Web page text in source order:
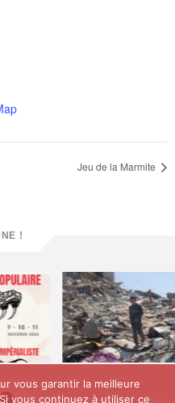
Jeu de la Marmite
!
vous garantir la meilleure
vous continuez à utiliser ce